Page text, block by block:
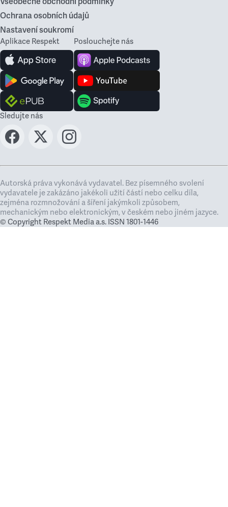
Ochrana osobních údajů
Nastavení soukromí
Aplikace Respekt Poslouchejte nás
Sledujte nás
Autorská práva vykonává vydavatel. Bez písemného svolení
vydavatele je zakázáno jakékoli užití částí nebo celku díla,
zejména rozmnožování a šíření jakýmkoli způsobem,
mechanickým nebo elektronickým, v českém nebo jiném jazyce.
© Copyright Respekt Media a.s. ISSN 1801-1446